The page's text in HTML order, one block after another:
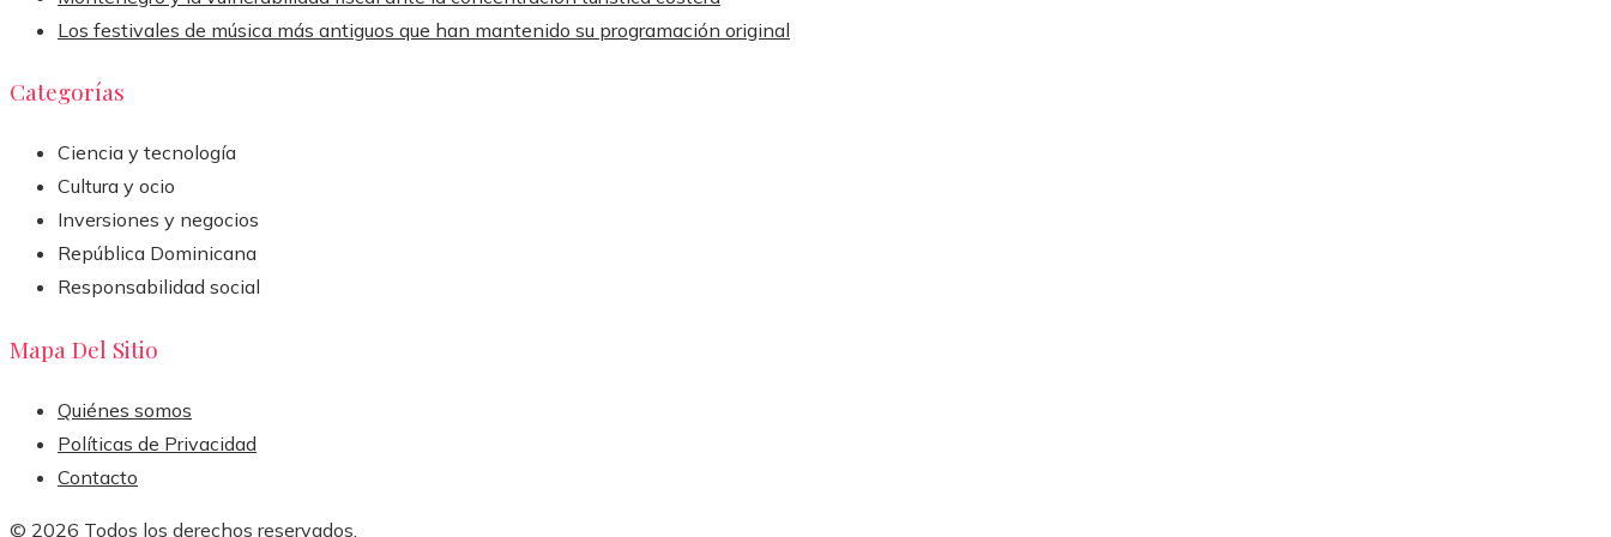
Los festivales de música más antiguos que han mantenido su programación original
Categorías
Ciencia y tecnología
Cultura y ocio
Inversiones y negocios
República Dominicana
Responsabilidad social
Mapa Del Sitio
Quiénes somos
Políticas de Privacidad
Contacto
© 2026 Todos los derechos reservados.